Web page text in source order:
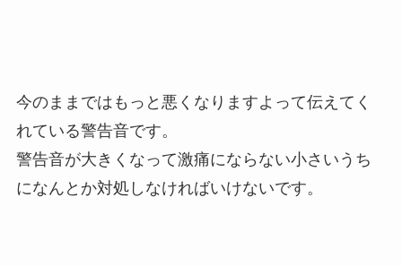
今のままではもっと悪くなりますよって伝えてく
れている警告音です。
警告音が大きくなって激痛にならない小さいうち
になんとか対処しなければいけないです。